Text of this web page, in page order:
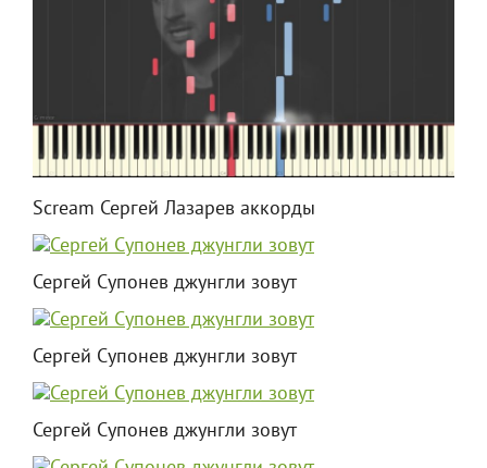
Scream Сергей Лазарев аккорды
Сергей Супонев джунгли зовут
Сергей Супонев джунгли зовут
Сергей Супонев джунгли зовут